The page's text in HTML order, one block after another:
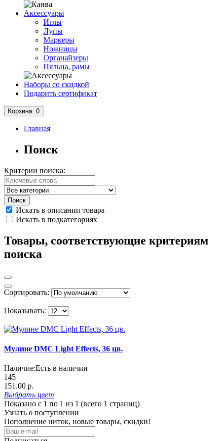
Аксессуары
Иглы
Лупы
Маркеры
Ножницы
Органайзеры
Пяльца, рамы
Наборы со скидкой
Подарить сертификат
Корзина: 0
Главная
Поиск
Критерии поиска:
Искать в описании товара
Искать в подкатегориях
Товары, соответствующие критериям
поиска
Сортировать:
Показывать:
Мулине DMC Light Effects, 36 цв.
Наличие:Есть в наличии
145
151.00 р.
Выбрать цвет
Показано с 1 по 1 из 1 (всего 1 страниц)
Узнать о поступлении
Пополнение ниток, новые товары, скидки!